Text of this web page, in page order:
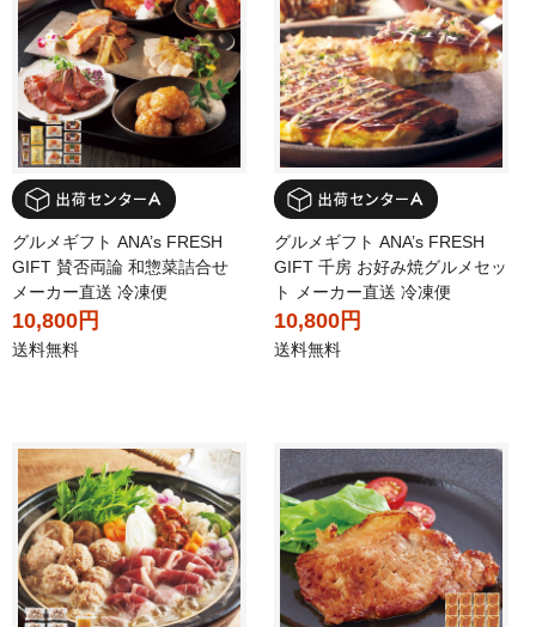
グルメギフト ANA’s FRESH
GIFT 賛否両論 和惣菜詰合せ
メーカー直送 冷凍便
10,800円
送料無料
グルメギフト ANA’s FRESH
GIFT 千房 お好み焼グルメセッ
ト メーカー直送 冷凍便
10,800円
送料無料